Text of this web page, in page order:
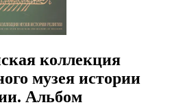
коллекция
музея истории
Альбом